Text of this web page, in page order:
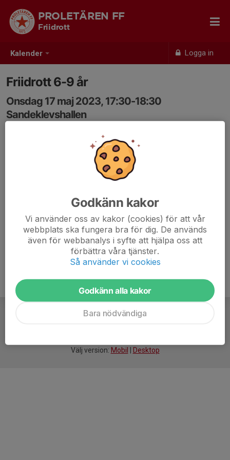
Kalender Logga in
PROLETÄREN FF
Friidrott
Friidrott 6-9 år
Onsdag 17 maj 2023, 17:30-18:30
Sandeklevshallen
Välj version: Mobil Desktop
Godkänn kakor
Vi använder oss av kakor (cookies) för att vår
webbplats ska fungera bra för dig. De används
även för webbanalys i syfte att hjälpa oss att
förbättra våra tjänster.
Så använder vi cookies
Godkänn alla kakor
Bara nödvändiga